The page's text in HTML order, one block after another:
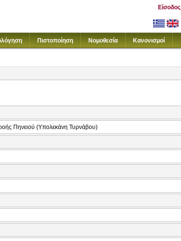
Είσοδος
Πιστοποίηση Νομοθεσία Κανονισμοί
Πηνειού (Υπολεκάνη Τυρνάβου)